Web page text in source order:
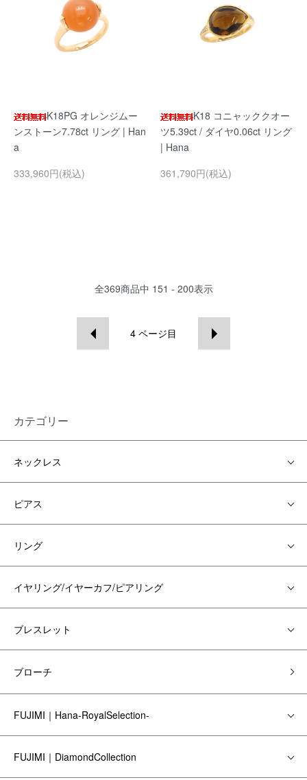
K18PG オレンジムー
ンストーン7.78ct リング | Han
a
333,960円(税込)
K18 コニャッククオー
ツ5.39ct / ダイヤ0.06ct リング
| Hana
361,790円(税込)
全369商品中 151 - 200表示
4 ページ目
カテゴリー
ネックレス
ピアス
リング
イヤリング/イヤーカフ/ピアリング
ブレスレット
ブローチ
FUJIMI｜Hana-RoyalSelection-
FUJIMI｜DiamondCollection